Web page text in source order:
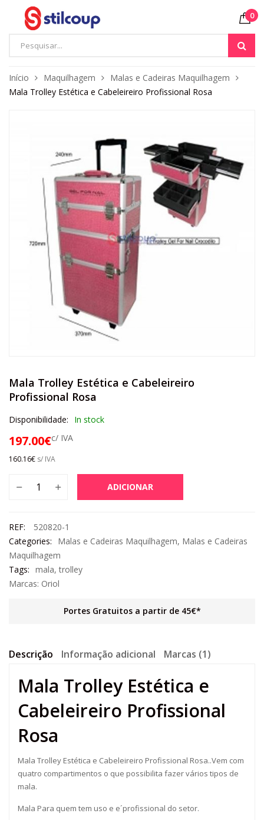
0
Início Maquilhagem
Malas e Cadeiras Maquilhagem
Mala Trolley Estética e Cabeleireiro Profissional Rosa
Mala Trolley Estética e Cabeleireiro
Profissional Rosa
Disponibilidade: In stock
197.00€c/ IVA
160.16€ s/ IVA
ADICIONAR
REF:
520820-1
Categories:
Malas e Cadeiras Maquilhagem, Malas e Cadeiras
Maquilhagem
Tags: mala,trolley
Marcas: Oriol
Portes Gratuitos a partir de 45€*
Descrição Informação adicional Marcas (1)
Mala Trolley Estética e
Cabeleireiro Profissional
Rosa
Mala Trolley Estética e Cabeleireiro Profissional Rosa..Vem com
quatro compartimentos o que possibilita fazer vários tipos de
mala.
Mala Para quem tem uso e e´profissional do setor.